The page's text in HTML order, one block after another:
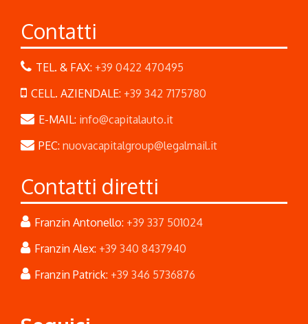
Contatti
TEL. & FAX: +39 0422 470495
CELL. AZIENDALE: +39 342 7175780
E-MAIL: info@capitalauto.it
PEC: nuovacapitalgroup@legalmail.it
Contatti diretti
Franzin Antonello: +39 337 501024
Franzin Alex: +39 340 8437940
Franzin Patrick: +39 346 5736876